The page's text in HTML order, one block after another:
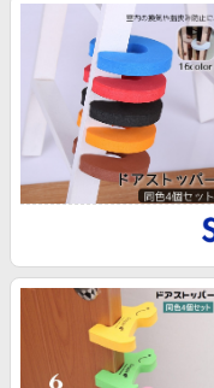
スポーツ・アウトドア・
インテリア・寝具
ペット・花・DIY・車
旅行・レジャー・ホテル
生活・お役立ち
金融・マネー・保険
ビジネス・その他サービ
わくわく夏特集
50万ポイント山分けキャ
とことん買い物チャレンジ
Apple公式サイト×楽天カ
Samsung ボーナスキャ
週末の高還元 夏の長期版